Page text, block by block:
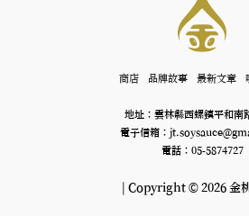
商店 品牌故事 最新文章
地址：雲林縣西螺鎮平和南
電子信箱：
電話：05-5874727
| Copyright © 2026 金